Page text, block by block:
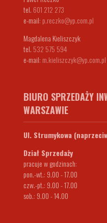
tel. 601 212 273
e-mail: p.reczko@yp.com.pl
Magdalena Kieliszczyk
tel. 532 575 594
e-mail: m.kieliszczyk@yp.com.pl
BIURO SPRZEDAŻY
WARSZAWIE
Ul. Strumykowa
Dział Sprzedaży
pracuje w godzinach:
pon.-wt.: 9.00 - 17.00
czw.-pt.: 9.00 - 17.00
sob.: 9.00 - 14.00